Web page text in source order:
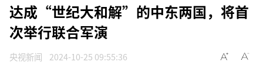
达成“世纪大和解”的中东两国，将首
次举行联合军演
央视新闻 2024-10-25 09:55:36